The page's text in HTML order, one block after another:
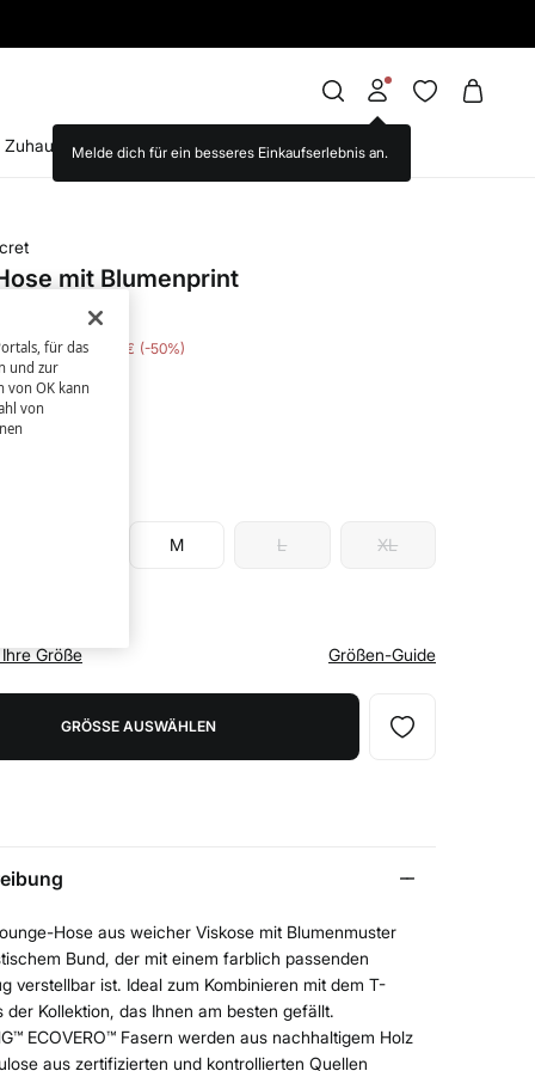
Zuhause Brands we love WS World
mit Blumenprint
15,00 € 50
M L XL
Größe Größen-Guide
GRÖSSE AUSWÄHLEN
Hose aus weicher Viskose mit Blumenmuster
Bund, der mit einem farblich passenden
verstellbar ist. Ideal zum Kombinieren mit dem T-
der Kollektion, das Ihnen am besten gefällt.
ECOVERO™ Fasern werden aus nachhaltigem Holz
aus zertifizierten und kontrollierten Quellen
für das
und zur
von OK kann
von